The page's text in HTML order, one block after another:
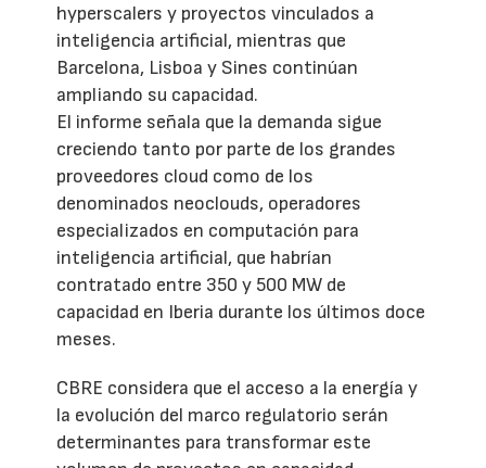
hyperscalers y proyectos vinculados a
inteligencia artificial, mientras que
Barcelona, Lisboa y Sines continúan
ampliando su capacidad.
El informe señala que la demanda sigue
creciendo tanto por parte de los grandes
proveedores cloud como de los
denominados neoclouds, operadores
especializados en computación para
inteligencia artificial, que habrían
contratado entre 350 y 500 MW de
capacidad en Iberia durante los últimos doce
meses.
CBRE considera que el acceso a la energía y
la evolución del marco regulatorio serán
determinantes para transformar este